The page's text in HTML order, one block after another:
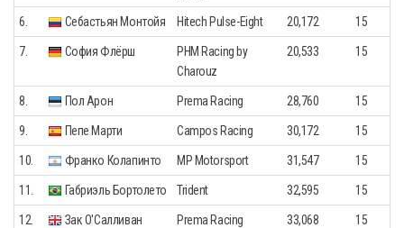
6. Себастьян Монтойя Hitech Pulse-Eight 20,172 15
7. София Флёрш
PHM Racing by
Charouz
20,533 15
8. Пол Арон Prema Racing 28,760 15
9. Пепе Марти Campos Racing 30,172 15
10. Франко Колапинто MP Motorsport 31,547 15
11. Габриэль Бортолето Trident 32,595 15
12. Зак О'Салливан Prema Racing 33,068 15